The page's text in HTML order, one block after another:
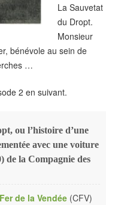
La Sauvetat
du Dropt.
Monsieur
bénévole au sein de
…
2 en suivant.
ou l’histoire d’une
avec une voiture
de la Compagnie des
de la Vendée (CFV)